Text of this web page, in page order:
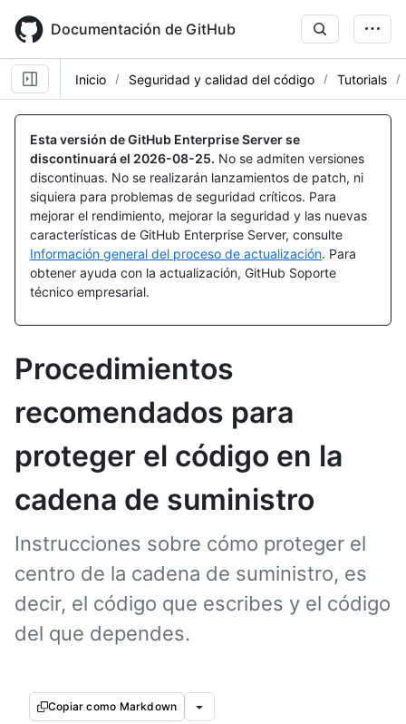
main
content
Documentación de GitHub
Inicio Seguridad y calidad del código Tutorials
Esta versión de GitHub Enterprise Server se
discontinuará el 2026-08-25. No se admiten versiones
discontinuas. No se realizarán lanzamientos de patch, ni
siquiera para problemas de seguridad críticos. Para
mejorar el rendimiento, mejorar la seguridad y las nuevas
características de GitHub Enterprise Server, consulte
Información general del proceso de actualización. Para
obtener ayuda con la actualización, GitHub Soporte
técnico empresarial.
Procedimientos
recomendados para
proteger el código en la
cadena de suministro
Instrucciones sobre cómo proteger el
centro de la cadena de suministro, es
decir, el código que escribes y el código
del que dependes.
Copiar como Markdown